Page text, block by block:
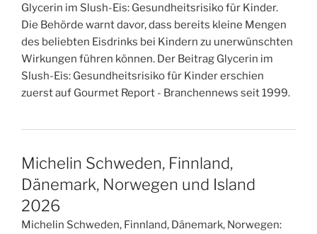
Glycerin im Slush-Eis: Gesundheitsrisiko für Kinder.
Die Behörde warnt davor, dass bereits kleine Mengen
des beliebten Eisdrinks bei Kindern zu unerwünschten
Wirkungen führen können. Der Beitrag Glycerin im
Slush-Eis: Gesundheitsrisiko für Kinder erschien
zuerst auf Gourmet Report - Branchennews seit 1999.
Michelin Schweden, Finnland,
Dänemark, Norwegen und Island
2026
Michelin Schweden, Finnland, Dänemark, Norwegen: